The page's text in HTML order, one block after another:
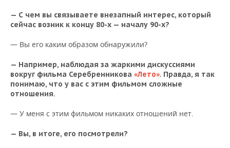
— С чем вы связываете внезапный интерес, который
сейчас возник к концу 80-х — началу 90-х?
— Вы его каким образом обнаружили?
— Например, наблюдая за жаркими дискуссиями
вокруг фильма Серебренникова «Лето». Правда, я так
понимаю, что у вас с этим фильмом сложные
отношения.
— У меня с этим фильмом никаких отношений нет.
— Вы, в итоге, его посмотрели?